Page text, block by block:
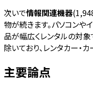
次いで情報関連機器
物が続きます。パソコンや
品が幅広くレンタルの対
除いており、レンタカー・
主要論点